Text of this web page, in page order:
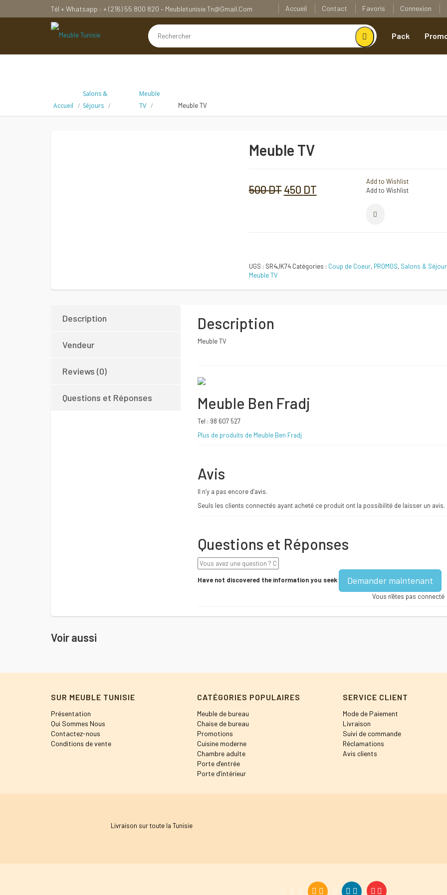
Accueil Contact Favoris Connexion
Tél + Whatsapp : + (216) 55 800 820 – Meubletunisie.tn@gmail.com
Pack
Accueil
Salons &
Séjours
Meuble
TV
Meuble TV
Meuble TV
500DT Le
était :
500 DT.
450 DTLe
est :
450 DT.
Add to Wishlist
Add to Wishlist
UGS : SR4JK74 Catégories : Coup de Coeur, PROMOS, Salons &
Meuble TV
Description
Vendeur
Reviews (0)
Questions et Réponses
Description
Meuble TV
Meuble Ben Fradj
Tel : 98 607 527
Plus de produits de Meuble Ben Fradj
Avis
Il n’y a pas encore d’avis.
Seuls les clients connectés ayant acheté ce produit ont la possibilité de laisser un avis.
Questions et Réponses
Have not discovered the information you seek Demander maintenant
Vous n'êtes pas connecté
Voir aussi
SUR MEUBLE TUNISIE
Présentation
Qui Sommes Nous
Contactez-nous
Conditions de vente
CATÉGORIES POPULAIRES
Meuble de bureau
Chaise de bureau
Promotions
Cuisine moderne
Chambre adulte
Porte d’entrée
Porte d’intérieur
SERVICE CLIENT
Mode de Paiement
Livraison
Suivi de commande
Réclamations
Avis clients
Livraison sur toute la Tunisie